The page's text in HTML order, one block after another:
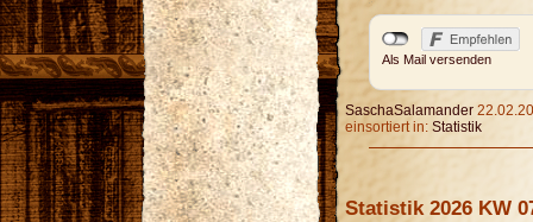
Als Mail versenden
SaschaSalamander
einsortiert in: Statistik
Statistik 2026 KW